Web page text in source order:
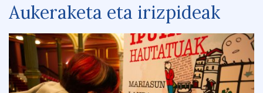
Aukeraketa eta irizpideak